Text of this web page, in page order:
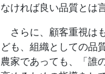
なければ良い品質とは
さらに、顧客重視は
ども、組織としての品
農家であっても、「誰